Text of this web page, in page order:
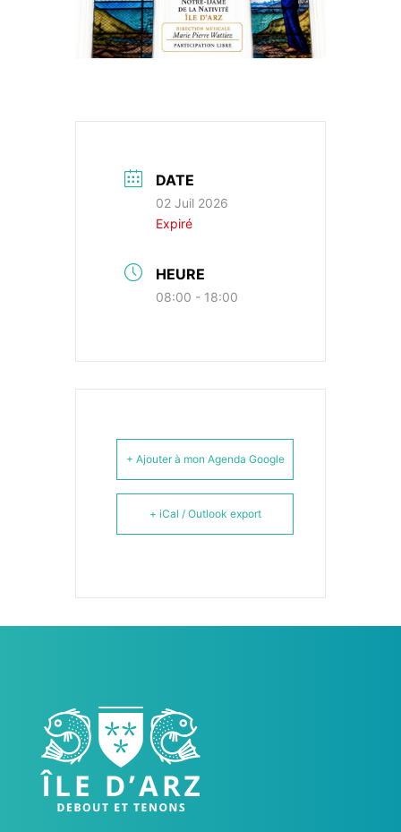
DATE
02 Juil 2026
Expiré
HEURE
08:00 - 18:00
+ Ajouter à mon Agenda Google
+ iCal / Outlook export